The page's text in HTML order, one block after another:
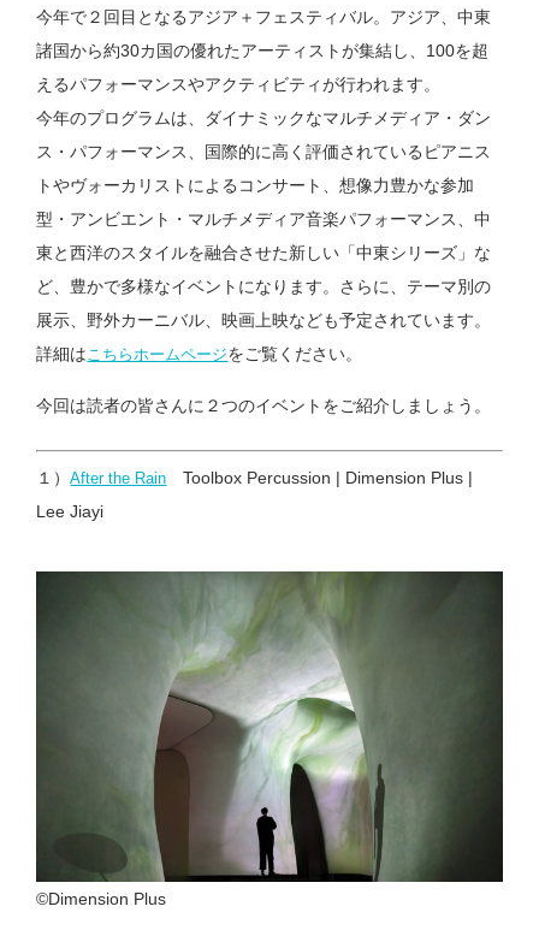
今年で２回目となるアジア＋フェスティバル。アジア、中東
諸国から約30カ国の優れたアーティストが集結し、100を超
えるパフォーマンスやアクティビティが行われます。
今年のプログラムは、ダイナミックなマルチメディア・ダン
ス・パフォーマンス、国際的に高く評価されているピアニス
トやヴォーカリストによるコンサート、想像力豊かな参加
型・アンビエント・マルチメディア音楽パフォーマンス、中
東と西洋のスタイルを融合させた新しい「中東シリーズ」な
ど、豊かで多様なイベントになります。さらに、テーマ別の
展示、野外カーニバル、映画上映なども予定されています。
詳細はこちらホームページをご覧ください。
今回は読者の皆さんに２つのイベントをご紹介しましょう。
１）After the Rain Toolbox Percussion | Dimension Plus |
Lee Jiayi
©Dimension Plus